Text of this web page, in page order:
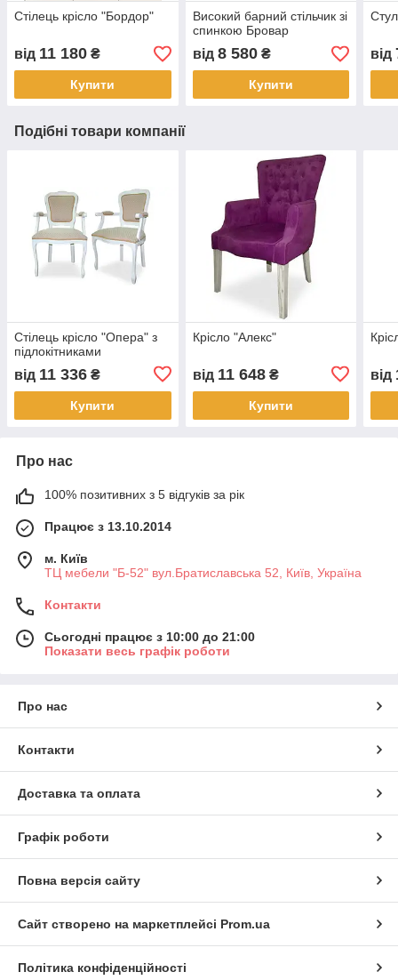
Стілець крісло "Бордор"
від 11 180 ₴
Купити
Високий барний стільчик зі
спинкою Бровар
від 8 580₴
Купити
від
Подібні товари компанії
Стілець крісло "Опера" з
підлокітниками
від 11 336 ₴
Купити
Крісло "Алекс"
від 11 648₴
Купити
від
Про нас
100% позитивних з 5 відгуків за рік
Працює з 13.10.2014
м. Київ
ТЦ мебели "Б-52" вул.Братиславська 52, Київ, Україна
Контакти
Сьогодні працює з 10:00 до 21:00
Показати весь графік роботи
Про нас
Контакти
Доставка та оплата
Графік роботи
Повна версія сайту
Сайт створено на маркетплейсі Prom.ua
Політика конфіденційності